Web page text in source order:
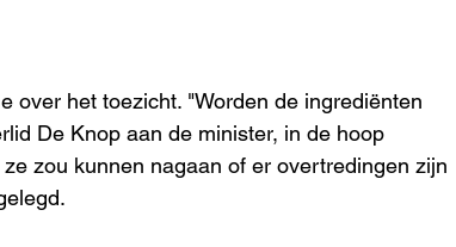
over het toezicht. "Worden de ingrediënten
De Knop aan de minister, in de hoop
zou kunnen nagaan of er overtredingen zijn